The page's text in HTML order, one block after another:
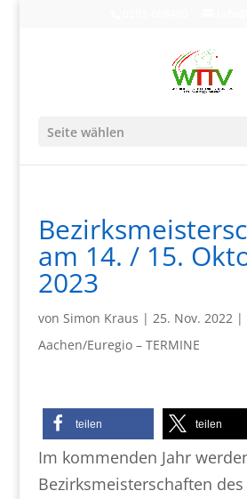
Seite wählen
am 14. / 15.
2023
von Simon Kraus | 25. Nov. 2022|
Aachen/Euregio – TERMINE
teilen teilen
Im kommenden Jahr
Bezirksmeisterschaften